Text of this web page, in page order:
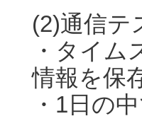
(2)通信テ
・タイ
情報を保
・1日の